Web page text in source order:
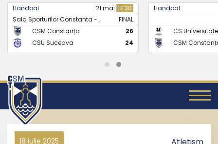
Handbal 21 mai 17:30
Sala Sporturilor Constanta -..
FINAL
CSM Constanța
26
CSU Suceava
24
Handbal
CS
CSM
18 iulie 2025